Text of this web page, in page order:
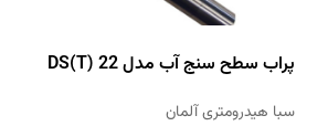
پراب سطح سنج آب مدل DS(T) 22
سبا هیدرومتری آلمان